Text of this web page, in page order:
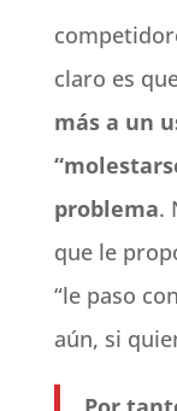
claro es
más a un
problema.
que le
“le paso
aún, si